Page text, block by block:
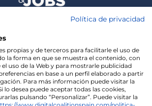
Política de privacidad
propias y de terceros para facilitarle el uso de
la forma en que se muestra el contenido, con
uso de la Web y para mostrarle publicidad
en base a un perfil elaborado a partir
Para más información puede visitar la
lo desea puede aceptar todas las cookies,
pulsando “Personalizar”. Puede visitar la